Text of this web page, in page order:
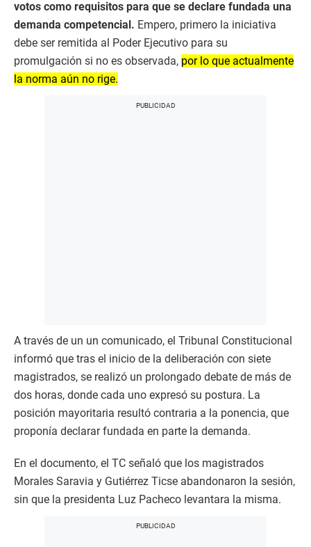
votos como requisitos para que se declare fundada una
demanda competencial. Empero, primero la iniciativa
debe ser remitida al Poder Ejecutivo para su
promulgación si no es observada, por lo que actualmente
la norma aún no rige.
A través de un un comunicado, el Tribunal Constitucional
informó que tras el inicio de la deliberación con siete
magistrados, se realizó un prolongado debate de más de
dos horas, donde cada uno expresó su postura. La
posición mayoritaria resultó contraria a la ponencia, que
proponía declarar fundada en parte la demanda.
En el documento, el TC señaló que los magistrados
Morales Saravia y Gutiérrez Ticse abandonaron la sesión,
sin que la presidenta Luz Pacheco levantara la misma.